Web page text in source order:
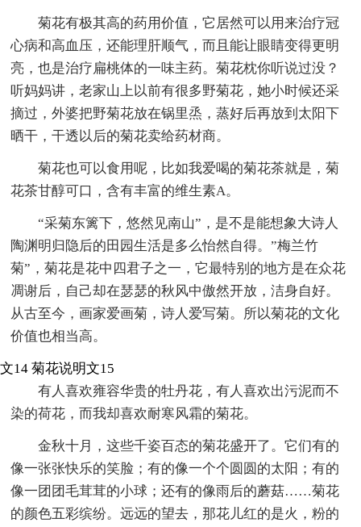
菊花有极其高的药用价值，它居然可以用来治疗冠
心病和高血压，还能理肝顺气，而且能让眼睛变得更明
亮，也是治疗扁桃体的一味主药。菊花枕你听说过没？
听妈妈讲，老家山上以前有很多野菊花，她小时候还采
摘过，外婆把野菊花放在锅里烝，蒸好后再放到太阳下
晒干，干透以后的菊花卖给药材商。
菊花也可以食用呢，比如我爱喝的菊花茶就是，菊
花茶甘醇可口，含有丰富的维生素A。
“采菊东篱下，悠然见南山”，是不是能想象大诗人
陶渊明归隐后的田园生活是多么怡然自得。”梅兰竹
菊”，菊花是花中四君子之一，它最特别的地方是在众花
凋谢后，自己却在瑟瑟的秋风中傲然开放，洁身自好。
从古至今，画家爱画菊，诗人爱写菊。所以菊花的文化
价值也相当高。
文14
有人喜欢雍容华贵的牡丹花，有人喜欢出污泥而不
染的荷花，而我却喜欢耐寒风霜的菊花。
金秋十月，这些千姿百态的菊花盛开了。它们有的
像一张张快乐的笑脸；有的像一个个圆圆的太阳；有的
像一团团毛茸茸的小球；还有的像雨后的蘑菇……菊花
的颜色五彩缤纷。远远的望去，那花儿红的是火，粉的
菊花说明文15